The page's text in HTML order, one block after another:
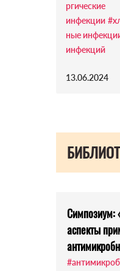
ргические
инфекции
ные
инфекций
13.06.2024
Симпозиум:
аспекты